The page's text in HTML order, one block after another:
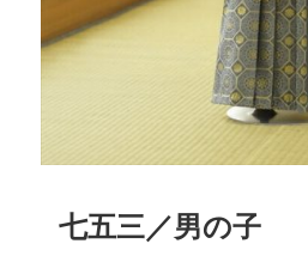
七五三／男の子